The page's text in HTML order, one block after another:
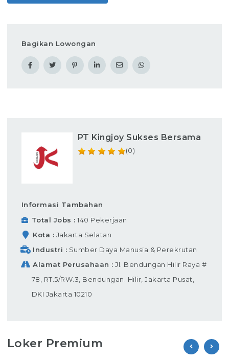
Bagikan Lowongan
PT Kingjoy Sukses Bersama
(0)
Informasi Tambahan
Total Jobs
140 Pekerjaan
Kota
Jakarta Selatan
Industri
Sumber Daya Manusia & Perekrutan
Alamat Perusahaan
Jl. Bendungan Hilir Raya #
78, RT.5/RW.3, Bendungan. Hilir, Jakarta Pusat,
DKI Jakarta 10210
Loker Premium